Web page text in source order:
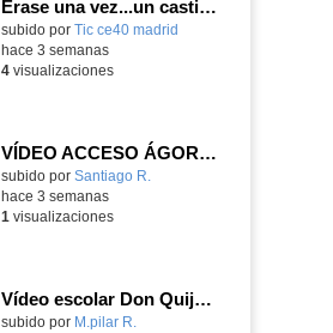
Érase una vez...un castillo medieval
subido por Tic ce40 madrid
hace 3 semanas
4visualizaciones
VÍDEO ACCESO ÁGORA FUERA ENTORNO ESCUELA
Contenido educativo.
subido por Santiago R.
hace 3 semanas
1 visualizaciones
Vídeo escolar Don Quijote de la mancha
Contenido educativo.
subido por M.pilar R.